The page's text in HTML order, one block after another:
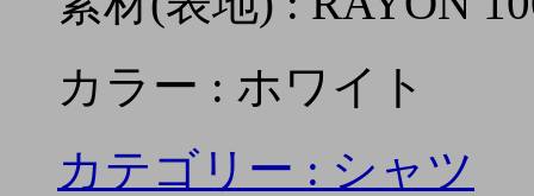
カラー : ホワイト
カテゴリー : シャツ